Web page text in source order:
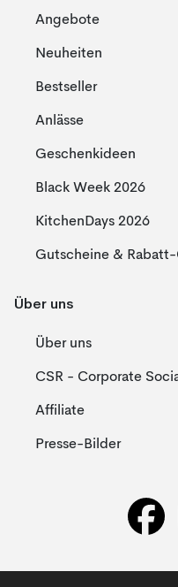
Angebote
Neuheiten
Bestseller
Anlässe
Geschenkideen
Black Week 2026
KitchenDays 2026
Gutscheine &
Über uns
Über uns
CSR - Corporate
Affiliate
Presse-Bilder